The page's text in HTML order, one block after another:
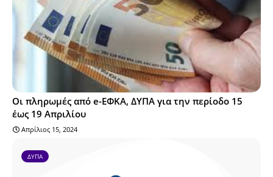
Οι πληρωμές από e-ΕΦΚΑ, ΔΥΠΑ για την περίοδο 15
έως 19 Απριλίου
Απρίλιος 15, 2024
ΔΥΠΑ